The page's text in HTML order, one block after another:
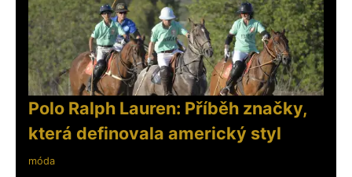
Polo Ralph Lauren: Příběh značky,
která definovala americký styl
móda